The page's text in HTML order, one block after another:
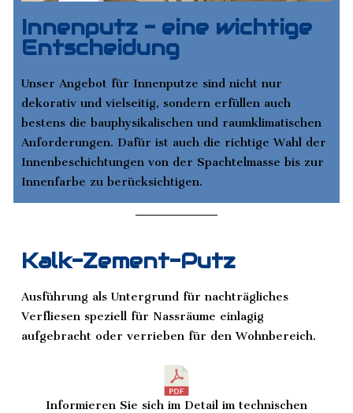
Innenputz - eine wichtige
Entscheidung
Unser Angebot für Innenputze sind nicht nur
dekorativ und vielseitig, sondern erfüllen auch
bestens die bauphysikalischen und raumklimatischen
Anforderungen. Dafür ist auch die richtige Wahl der
Innenbeschichtungen von der Spachtelmasse bis zur
Innenfarbe zu berücksichtigen.
Kalk-Zement-Putz
Ausführung als Untergrund für nachträgliches
Verfliesen speziell für Nassräume einlagig
aufgebracht oder verrieben für den Wohnbereich.
Informieren Sie sich im Detail im technischen